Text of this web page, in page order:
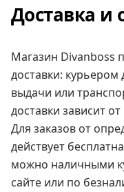
Доставка и
Магазин Divanboss
доставки: курьером
выдачи или
доставки зависит
Для заказов от
действует
можно наличными
сайте или по